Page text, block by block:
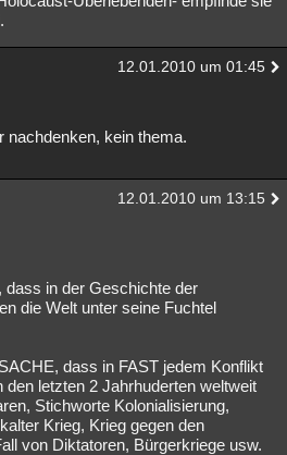
12.01.2010 um 01:45
nachdenken, kein thema.
12.01.2010 um 13:15
dass in der Geschichte der
die Welt unter seine Fuchtel
dass in FAST jedem Konflikt
den letzten 2 Jahrhuderten weltweit
Stichworte Kolonialisierung,
Krieg, Krieg gegen den
von Diktatoren, Bürgerkriege usw.